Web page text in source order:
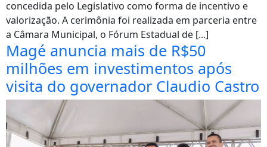
concedida pelo Legislativo como forma de incentivo e
valorização. A cerimônia foi realizada em parceria entre
a Câmara Municipal, o Fórum Estadual de [...]
Magé anuncia mais de R$50
milhões em investimentos após
visita do governador Claudio Castro